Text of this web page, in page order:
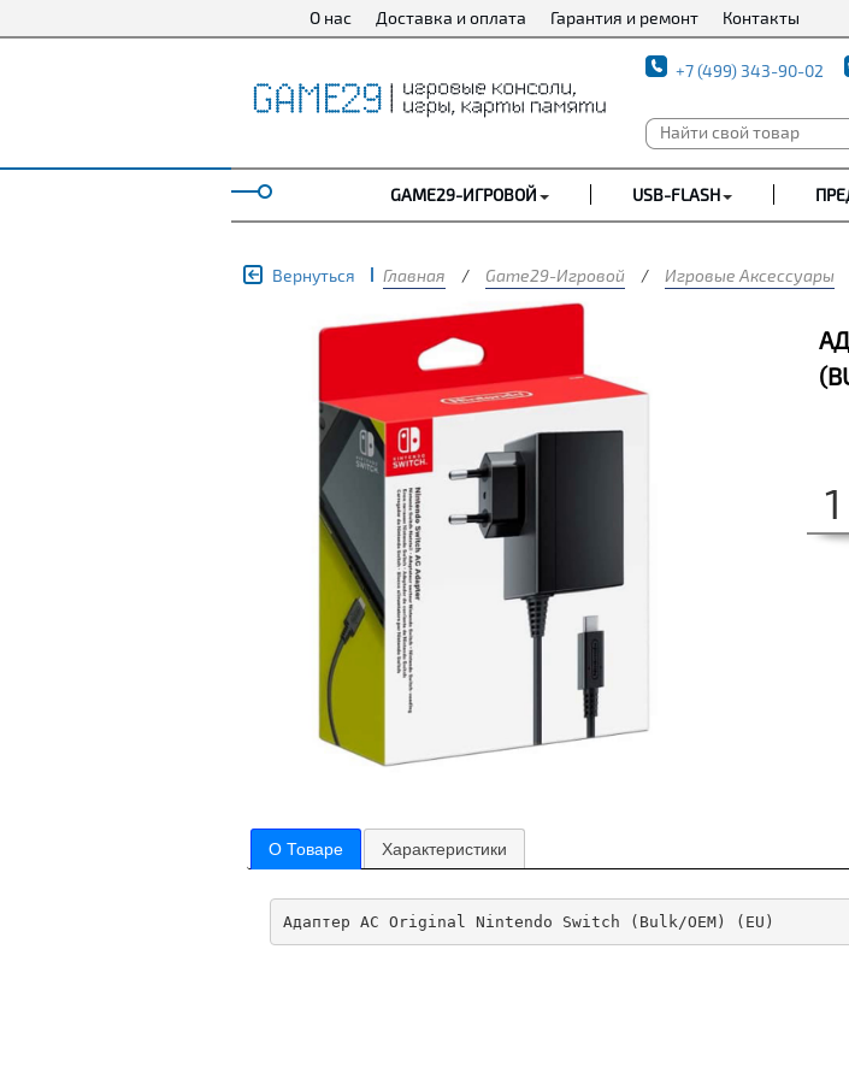
О нас Доставка и оплата Гарантия и ремонт Контакты
+7 (499) 343-90-02
GAME29-ИГРОВОЙ USB-FLASH
Вернуться Главная / Game29-Игровой / Игровые Аксессуары
О Товаре Характеристики
Адаптер AC Original Nintendo Switch (Bulk/OEM) (EU)